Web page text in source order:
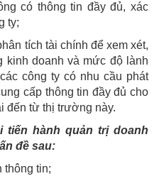
có thông tin đầy đủ, xác
ty;
tích tài chính để xem xét,
kinh doanh và mức độ lành
công ty có nhu cầu phát
cấp thông tin đầy đủ cho
đến từ thị trường này.
hành quản trị doanh
đề sau:
thông tin;